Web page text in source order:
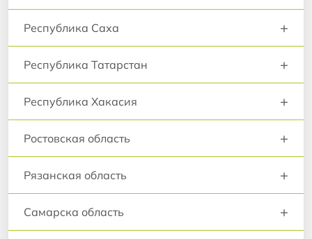
Республика Саха +
Республика Татарстан +
Республика Хакасия +
Ростовская область +
Рязанская область +
Самарска область +